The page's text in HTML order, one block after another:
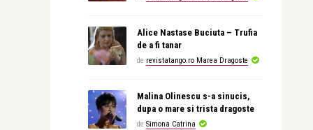
Alice Nastase Buciuta – Trufia
de a fi tanar
de revistatango.ro Marea Dragoste
Malina Olinescu s-a sinucis,
dupa o mare si trista dragoste
de Simona Catrina